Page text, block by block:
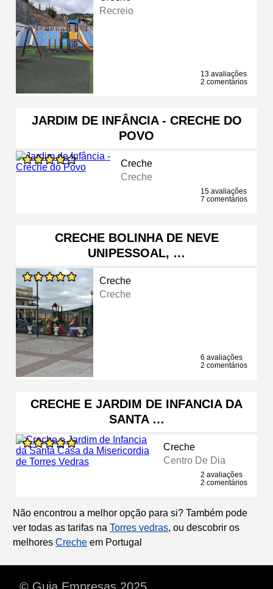
Recreio
13 avaliações
2 comentários
JARDIM DE INFÂNCIA - CRECHE DO
POVO
Creche
Creche
15 avaliações
7 comentários
CRECHE BOLINHA DE NEVE
UNIPESSOAL, …
Creche
Creche
6 avaliações
2 comentários
CRECHE E JARDIM DE INFANCIA DA
SANTA …
Creche
Centro De Dia
2 avaliações
2 comentários
Não encontrou a melhor opção para si? Também pode
ver todas as tarifas na Torres vedras, ou descobrir os
melhores Creche em Portugal
© Guia Empresas 2025